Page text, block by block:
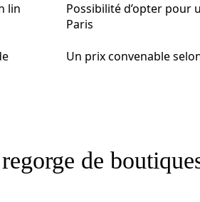
lin
Possibilité d’opter pour
Paris
Un prix convenable
de